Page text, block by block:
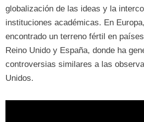
globalización de las ideas y la
instituciones académicas. En
encontrado un terreno fértil en
Reino Unido y España, donde ha
controversias similares a las
Unidos.